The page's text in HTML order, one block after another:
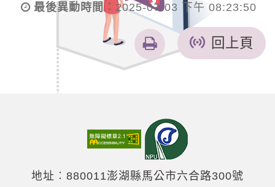
最後異動時間： 2025-07-03 下午 08:23:50
友
善
回上頁
地址︰880011澎湖縣馬公市六合路300號